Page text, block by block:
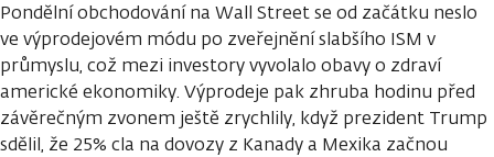
Pondělní obchodování na Wall Street se od začátku neslo
ve výprodejovém módu po zveřejnění slabšího ISM v
průmyslu, což mezi investory vyvolalo obavy o zdraví
americké ekonomiky. Výprodeje pak zhruba hodinu před
závěrečným zvonem ještě zrychlily, když prezident Trump
sdělil, že 25% cla na dovozy z Kanady a Mexika začnou